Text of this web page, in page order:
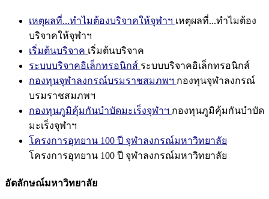
เหตุผลที่...ทำไมต้องบริจาคให้จุฬาฯ เหตุผลที่...ทำไมต้อง
บริจาคให้จุฬาฯ
เริ่มต้นบริจาค เริ่มต้นบริจาค
ระบบบริจาคอิเล็กทรอนิกส์ ระบบบริจาคอิเล็กทรอนิกส์
กองทุนจุฬาลงกรณ์บรมราชสมภพฯ กองทุนจุฬาลงกรณ์
บรมราชสมภพฯ
กองทุนภูมิคุ้มกันบำบัดมะเร็งจุฬาฯ กองทุนภูมิคุ้มกันบำบัด
มะเร็งจุฬาฯ
โครงการอุทยาน 100 ปี จุฬาลงกรณ์มหาวิทยาลัย
โครงการอุทยาน 100 ปี จุฬาลงกรณ์มหาวิทยาลัย
อัตลักษณ์มหาวิทยาลัย